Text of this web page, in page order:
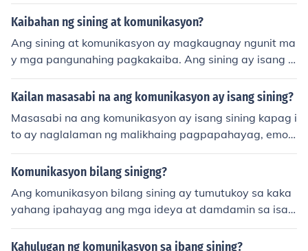
Kaibahan ng sining at komunikasyon?
Ang sining at komunikasyon ay magkaugnay ngunit ma
y mga pangunahing pagkakaiba. Ang sining ay isang a
nyo ng pagpapahayag na gumagamit ng iba't ibang m
edium tulad ng pintura, musika, at sayaw upang ipakit
syon ay ang proseso ng pagpapalitan ng impormasyon
at mensahe sa pagitan ng mga tao. Sa madaling salita,
ang sining ay maaaring maging isang paraan ng komu
nikasyon, ngunit hindi lahat ng komunikasyon ay sining.
Kailan masasabi na ang komunikasyon ay isang sining?
Masasabi na ang komunikasyon ay isang sining kapag i
to ay naglalaman ng malikhaing pagpapahayag, emos
yonal na koneksyon, at epektibong pag-unawa sa men
sahe ng tagapaghatid at tagatanggap. Kapag ang ko
tilo na nagpapahayag ng damdamin at ideya sa paraa
ng nakakaantig at nakakapukaw ng interes, nagiging si
ning ito. Sa ganitong konteksto, ang kakayahang magp
Komunikasyon bilang sinigng?
Ang komunikasyon bilang sining ay tumutukoy sa kaka
yahang ipahayag ang mga ideya at damdamin sa isan
g malikhaing paraan. Ito ay hindi lamang tungkol sa pa
gsasalita o pagsusulat, kundi pati na rin sa paggamit n
Kahulugan ng komunikasyon sa ibang sining?